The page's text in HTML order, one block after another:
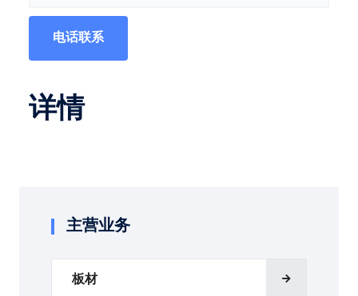
主营业务
板材
电话联系
详情